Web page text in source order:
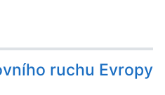
ruchu Evropy